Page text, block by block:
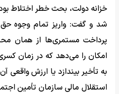
خزانه دولت، بحث خطر اختلاط
شد و گفت: واریز تمام وجوه
امکان را می‌دهد که در زمان
به تأخیر بیندازد یا ارزش
استقلال مالی سازمان تأمین